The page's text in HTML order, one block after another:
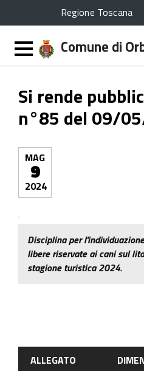
Regione Toscana
Comune di
Si rende
n°85 del 09/
MAG
9
2024
Disciplina per
libere riservate ai cani sul
stagione turistica 2024.
ALLEGATO